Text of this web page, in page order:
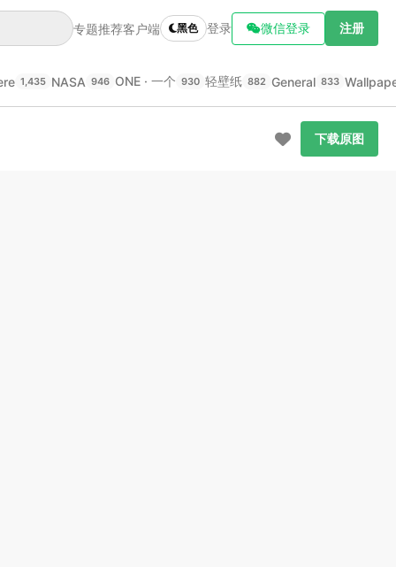
专题推荐客户端 黑色 登录 微信登录 注册
1,435 NASA 946 ONE · 一个 930 轻壁纸 882 General 833
下载原图